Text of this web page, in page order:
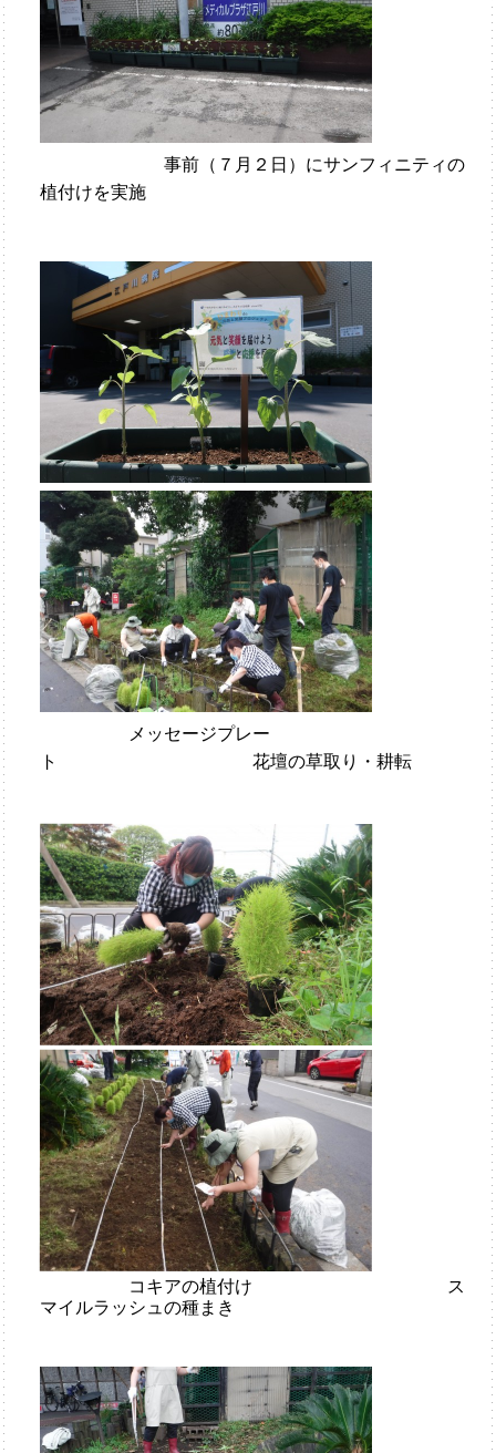
事前（７月２日）にサンフィニティの
植付けを実施
メッセージプレー
ト 花壇の草取り・耕転
コキアの植付け ス
マイルラッシュの種まき